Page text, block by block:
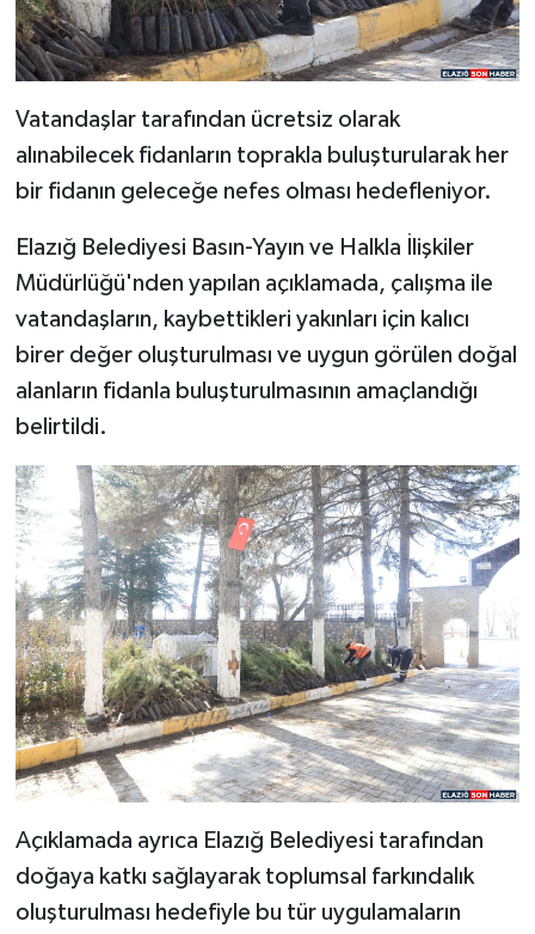
Vatandaşlar tarafından ücretsiz olarak
alınabilecek fidanların toprakla buluşturularak her
bir fidanın geleceğe nefes olması hedefleniyor.
Elazığ Belediyesi Basın-Yayın ve Halkla İlişkiler
Müdürlüğü'nden yapılan açıklamada, çalışma ile
vatandaşların, kaybettikleri yakınları için kalıcı
birer değer oluşturulması ve uygun görülen doğal
alanların fidanla buluşturulmasının amaçlandığı
belirtildi.
Açıklamada ayrıca Elazığ Belediyesi tarafından
doğaya katkı sağlayarak toplumsal farkındalık
oluşturulması hedefiyle bu tür uygulamaların